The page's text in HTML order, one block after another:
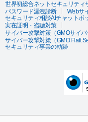
世界初総合ネットセキュリティ
パスワード漏洩診断
Webサ
セキュリティ相談AIチャットボ
実在証明・盗聴対策
サイバー攻撃対策（GMOサイバ
サイバー攻撃対策（GMO Flatt
セキュリティ事業の軌跡